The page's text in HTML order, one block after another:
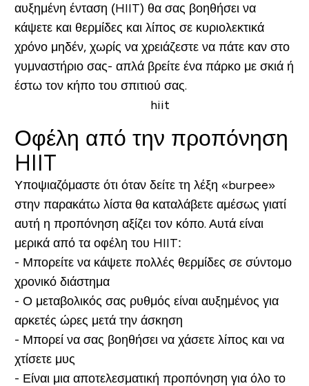
αυξημένη ένταση (HIIT) θα σας βοηθήσει να
κάψετε και θερμίδες και λίπος σε κυριολεκτικά
χρόνο μηδέν, χωρίς να χρειάζεστε να πάτε καν στο
γυμναστήριο σας- απλά βρείτε ένα πάρκο με σκιά ή
έστω τον κήπο του σπιτιού σας.
Οφέλη από την προπόνηση
HIIT
Υποψιαζόμαστε ότι όταν δείτε τη λέξη «burpee»
στην παρακάτω λίστα θα καταλάβετε αμέσως γιατί
αυτή η προπόνηση αξίζει τον κόπο. Αυτά είναι
μερικά από τα οφέλη του HIIT:
- Μπορείτε να κάψετε πολλές θερμίδες σε σύντομο
χρονικό διάστημα
- Ο μεταβολικός σας ρυθμός είναι αυξημένος για
αρκετές ώρες μετά την άσκηση
- Μπορεί να σας βοηθήσει να χάσετε λίπος και να
χτίσετε μυς
- Είναι μια αποτελεσματική προπόνηση για όλο το